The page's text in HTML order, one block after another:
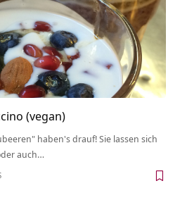
(vegan)
haben's drauf! Sie lassen sich
auch…